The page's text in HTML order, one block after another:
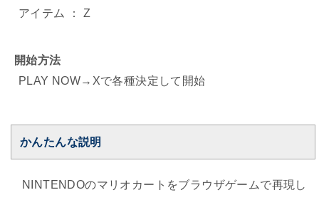
アイテム ： Z
開始方法
PLAY NOW→Xで各種決定して開始
かんたんな説明
NINTENDOのマリオカートをブラウザゲームで再現し